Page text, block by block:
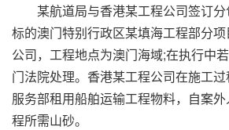
某航道局与香港某工程公司签订分
标的澳门特别行政区某填海工程部分
公司，工程地点为澳门海域;在执行中
门法院处理。香港某工程公司在施工
服务部租用船舶运输工程物料，自案
程所需山砂。